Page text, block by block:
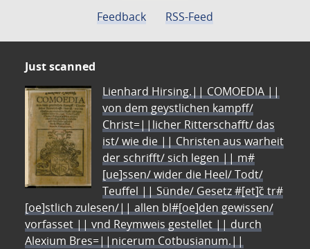
Feedback
RSS-Feed
Just scanned
Lienhard Hirsing.|| COMOEDIA ||
von dem geystlichen kampff/
Christ=||licher Ritterschafft/ das
ist/ wie die || Christen aus warheit
der schrifft/ sich legen || m#
[ue]ssen/ wider die Heel/ Todt/
Teuffel || Sünde/ Gesetz #[et]c̃ tr#
[oe]stlich zulesen/|| allen bl#[oe]den gewissen/
vorfasset || vnd Reymweis gestellet || durch
Alexium Bres=||nicerum Cotbusianum.||